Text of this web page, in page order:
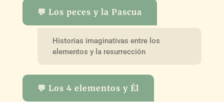
💬 Los peces y la Pascua
Historias imaginativas entre los
elementos y la resurrección
💬 Los 4 elementos y Él